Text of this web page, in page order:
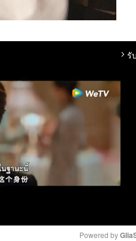
arrow_forward_ios รั
Powered by